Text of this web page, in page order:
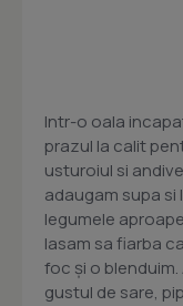
Intr-o oala
prazul la calit
usturoiul si
adaugam supa si
legumele
lasam sa fiarba
foc și o
gustul de sare,